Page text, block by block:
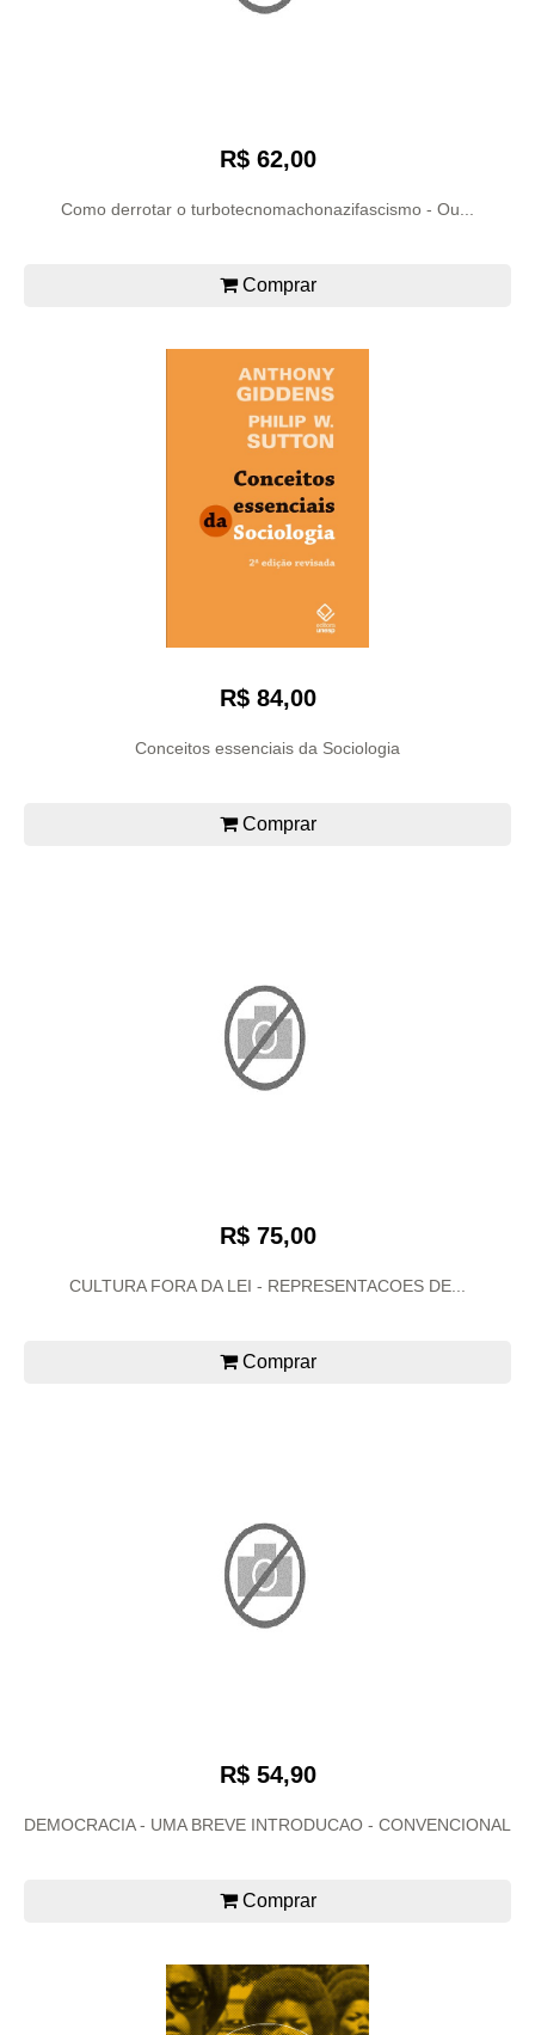
R$ 62,00
Como derrotar o turbotecnomachonazifascismo - Ou...
Comprar
R$ 84,00
Conceitos essenciais da Sociologia
Comprar
R$ 75,00
CULTURA FORA DA LEI - REPRESENTACOES DE...
Comprar
R$ 54,90
DEMOCRACIA - UMA BREVE INTRODUCAO - CONVENCIONAL
Comprar